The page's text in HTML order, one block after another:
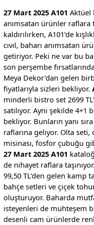
27 Mart 2025 A101 Aktüel
anımsatan ürünler raflara
kaldırılırken, A101’de
cıvıl, baharı anımsatan
getiriyor. Peki ne var bu
son perşembe
Meya Dekor’dan gelen
fiyatlarıyla sizleri bekliyor.
minderli bistro set 2699
satılıyor. Aynı şekilde
bekliyor. Bunların yanı
raflarına geliyor. Olta seti,
misinası, fosfor çubuğu
27 Mart 2025 A101
de nihayet raflara
99,50 TL’den gelen kamp
bahçe setleri ve çiçek
oluşturuyor. Baharda
isteyenleri de muhteşem
desenli cam ürünlerde